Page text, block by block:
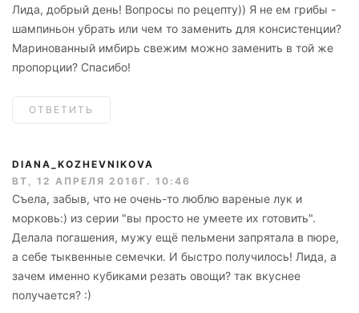
Лида, добрый день! Вопросы по рецепту)) Я не ем грибы -
шампиньон убрать или чем то заменить для консистенции?
Маринованный имбирь свежим можно заменить в той же
пропорции? Спасибо!
ОТВЕТИТЬ
DIANA_KOZHEVNIKOVA
ВТ, 12 АПРЕЛЯ 2016Г. 10:46
Съела, забыв, что не очень-то люблю вареные лук и
морковь:) из серии "вы просто не умеете их готовить".
Делала погашения, мужу ещё пельмени запрятала в пюре,
а себе тыквенные семечки. И быстро получилось! Лида, а
зачем именно кубиками резать овощи? так вкуснее
получается? :)